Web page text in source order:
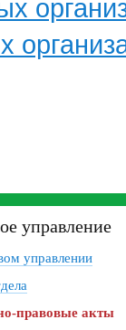
управление
управлении
правовые акты